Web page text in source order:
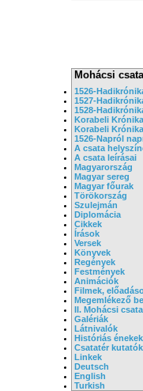
Mohácsi csata
1526-
1527-
1528-
Korabeli Krónika
Korabeli
1526-Napról
A csata
A csata leírásai
Magyarország
Magyar sereg
Magyar főurak
Törökország
Szulejmán
Diplomácia
Cikkek
Írások
Versek
Könyvek
Regények
Festmények
Animációk
Filmek,
Megemlékező
II. Mohácsi csata
Galériák
Látnivalók
Históriás énekek
Csatatér kutatók
Linkek
Deutsch
English
Turkish